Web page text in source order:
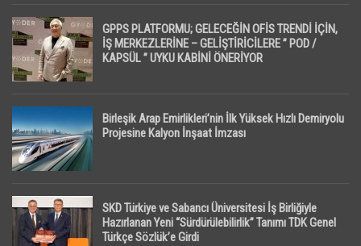
GPPS PLATFORMU; GELECEĞİN OFİS TRENDİ İÇİN,
İŞ MERKEZLERİNE – GELİŞTİRİCİLERE ” POD /
KAPSÜL ” UYKU KABİNİ ÖNERİYOR
Birleşik Arap Emirlikleri’nin İlk Yüksek Hızlı Demiryolu
Projesine Kalyon İnşaat İmzası
SKD Türkiye ve Sabancı Üniversitesi İş Birliğiyle
Hazırlanan Yeni “Sürdürülebilirlik” Tanımı TDK Genel
Türkçe Sözlük’e Girdi